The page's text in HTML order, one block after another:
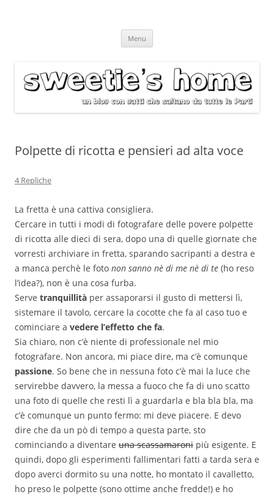
Menu
Polpette di ricotta e pensieri ad alta voce
4 Repliche
La fretta è una cattiva consigliera.
Cercare in tutti i modi di fotografare delle povere polpette
di ricotta alle dieci di sera, dopo una di quelle giornate che
vorresti archiviare in fretta, sparando sacripanti a destra e
a manca perchè le foto non sanno nè di me nè di te (ho reso
l’idea?), non è una cosa furba.
Serve tranquillità per assaporarsi il gusto di mettersi lì,
sistemare il tavolo, cercare la cocotte che fa al caso tuo e
cominciare a vedere l’effetto che fa.
Sia chiaro, non c’è niente di professionale nel mio
fotografare. Non ancora, mi piace dire, ma c’è comunque
passione. So bene che in nessuna foto c’è mai la luce che
servirebbe davvero, la messa a fuoco che fa di uno scatto
una foto di quelle che resti lì a guardarla e bla bla bla, ma
c’è comunque un punto fermo: mi deve piacere. E devo
dire che da un pò di tempo a questa parte, sto
cominciando a diventare una scassamaroni più esigente. E
quindi, dopo gli esperimenti fallimentari fatti a tarda sera e
dopo averci dormito su una notte, ho montato il cavalletto,
ho preso le polpette (sono ottime anche fredde!) e ho